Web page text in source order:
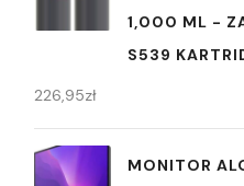
1,000 ML -
S539
226,95zł
MONITOR